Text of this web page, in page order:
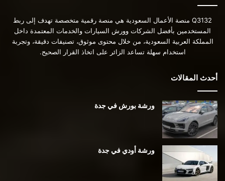
Q3132 منصة الأعمال السعودية هي منصة رقمية متخصصة تهدف إلى ربط
المستخدمين بأفضل الشركات وورش السيارات والخدمات المعتمدة داخل
المملكة العربية السعودية، من خلال محتوى موثوق، تصنيفات دقيقة، وتجربة
استخدام سهلة تساعد الزائر على اتخاذ القرار الصحيح.
أحدث المقالات
ورشة بورش في جدة
ورشة أودي في جدة